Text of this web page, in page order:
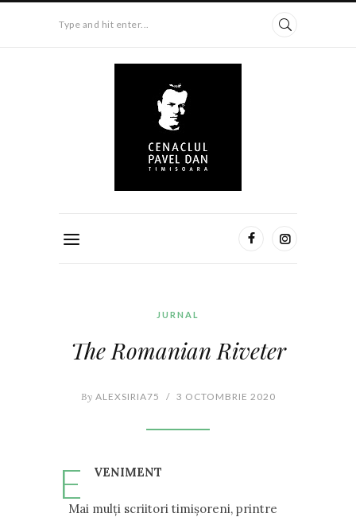
Type and hit enter...
JURNAL
The Romanian Riveter
By ALEXSIRIA75 / 3 OCTOMBRIE 2020
E VENIMENT
Mai mulți scriitori timișoreni, printre